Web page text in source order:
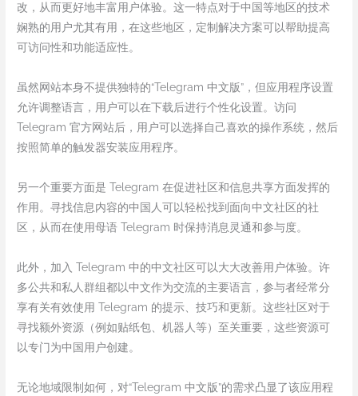
改，从而更好地丰富用户体验。这一特点对于中国等地区的技术
娴熟的用户尤其有用，在这些地区，定制解决方案可以帮助提高
可访问性和功能适应性。
虽然网站本身不提供独特的“Telegram 中文版”，但应用程序设置
允许调整语言，用户可以在下载后进行个性化设置。访问
Telegram 官方网站后，用户可以选择自己喜欢的操作系统，然后
按照简单的触发器安装应用程序。
另一个重要方面是 Telegram 在促进社区和信息共享方面发挥的
作用。寻找信息内容的中国人可以轻松找到面向中文社区的社
区，从而在使用母语 Telegram 时保持消息灵通和参与度。
此外，加入 Telegram 中的中文社区可以大大改善用户体验。许
多公共和私人群组都以中文作为交流的主要语言，参与者经常分
享有关有效使用 Telegram 的提示、技巧和更新。这些社区对于
寻找额外资源（例如贴纸包、机器人等）至关重要，这些资源可
以专门为中国用户创建。
无论地域限制如何，对“Telegram 中文版”的需求凸显了该应用程